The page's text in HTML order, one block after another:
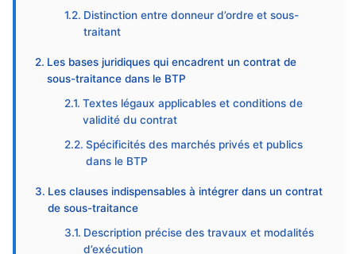
Distinction entre donneur d’ordre et sous-
traitant
Les bases juridiques qui encadrent un contrat de
sous-traitance dans le BTP
Textes légaux applicables et conditions de
validité du contrat
Spécificités des marchés privés et publics
dans le BTP
Les clauses indispensables à intégrer dans un contrat
de sous-traitance
Description précise des travaux et modalités
d’exécution